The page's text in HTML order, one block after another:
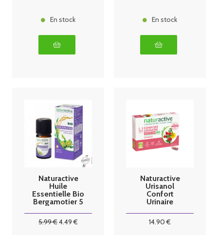
En stock En stock
Naturactive
Huile
Essentielle Bio
Bergamotier 5
5.99€4.49 €
Naturactive
Urisanol
Confort
Urinaire
14.90 €